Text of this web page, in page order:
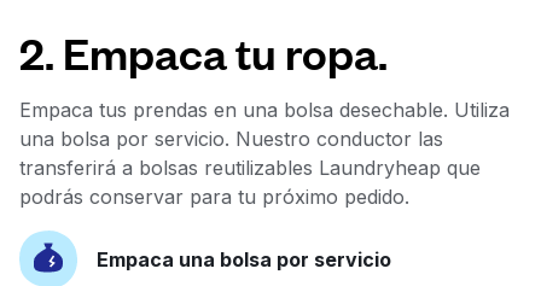
2. Empaca tu ropa.
Empaca tus prendas en una bolsa desechable. Utiliza
una bolsa por servicio. Nuestro conductor las
transferirá a bolsas reutilizables Laundryheap que
podrás conservar para tu próximo pedido.
Empaca una bolsa por servicio